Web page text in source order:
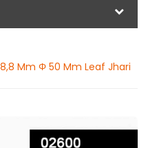
Mm Φ 50 Mm Leaf Jhari